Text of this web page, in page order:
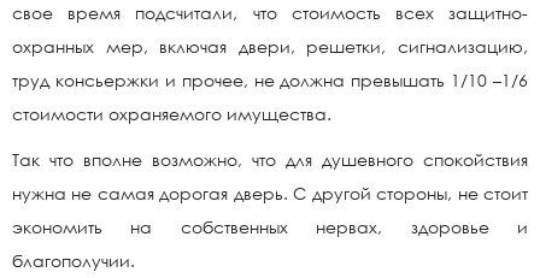
свое время подсчитали, что стоимость всех защитно-
охранных мер, включая двери, решетки, сигнализацию,
труд консьержки и прочее, не должна превышать 1/10 –1/6
стоимости охраняемого имущества.
Так что вполне возможно, что для душевного спокойствия
нужна не самая дорогая дверь. С другой стороны, не стоит
экономить на собственных нервах, здоровье и
благополучии.